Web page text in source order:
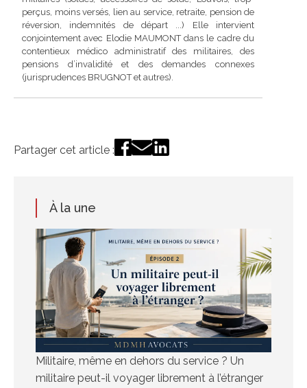
perçus, moins versés, lien au service, retraite, pension de
réversion, indemnités de départ ...) Elle intervient
conjointement avec Elodie MAUMONT dans le cadre du
contentieux médico administratif des militaires, des
pensions d’invalidité et des demandes connexes
(jurisprudences BRUGNOT et autres).
Partager cet article :
À la une
Militaire, même en dehors du service ? Un
militaire peut-il voyager librement à l’étranger